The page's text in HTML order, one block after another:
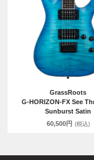
GrassRoots
G-HORIZON-FX See
Sunburst Satin
60,500円 (税込)